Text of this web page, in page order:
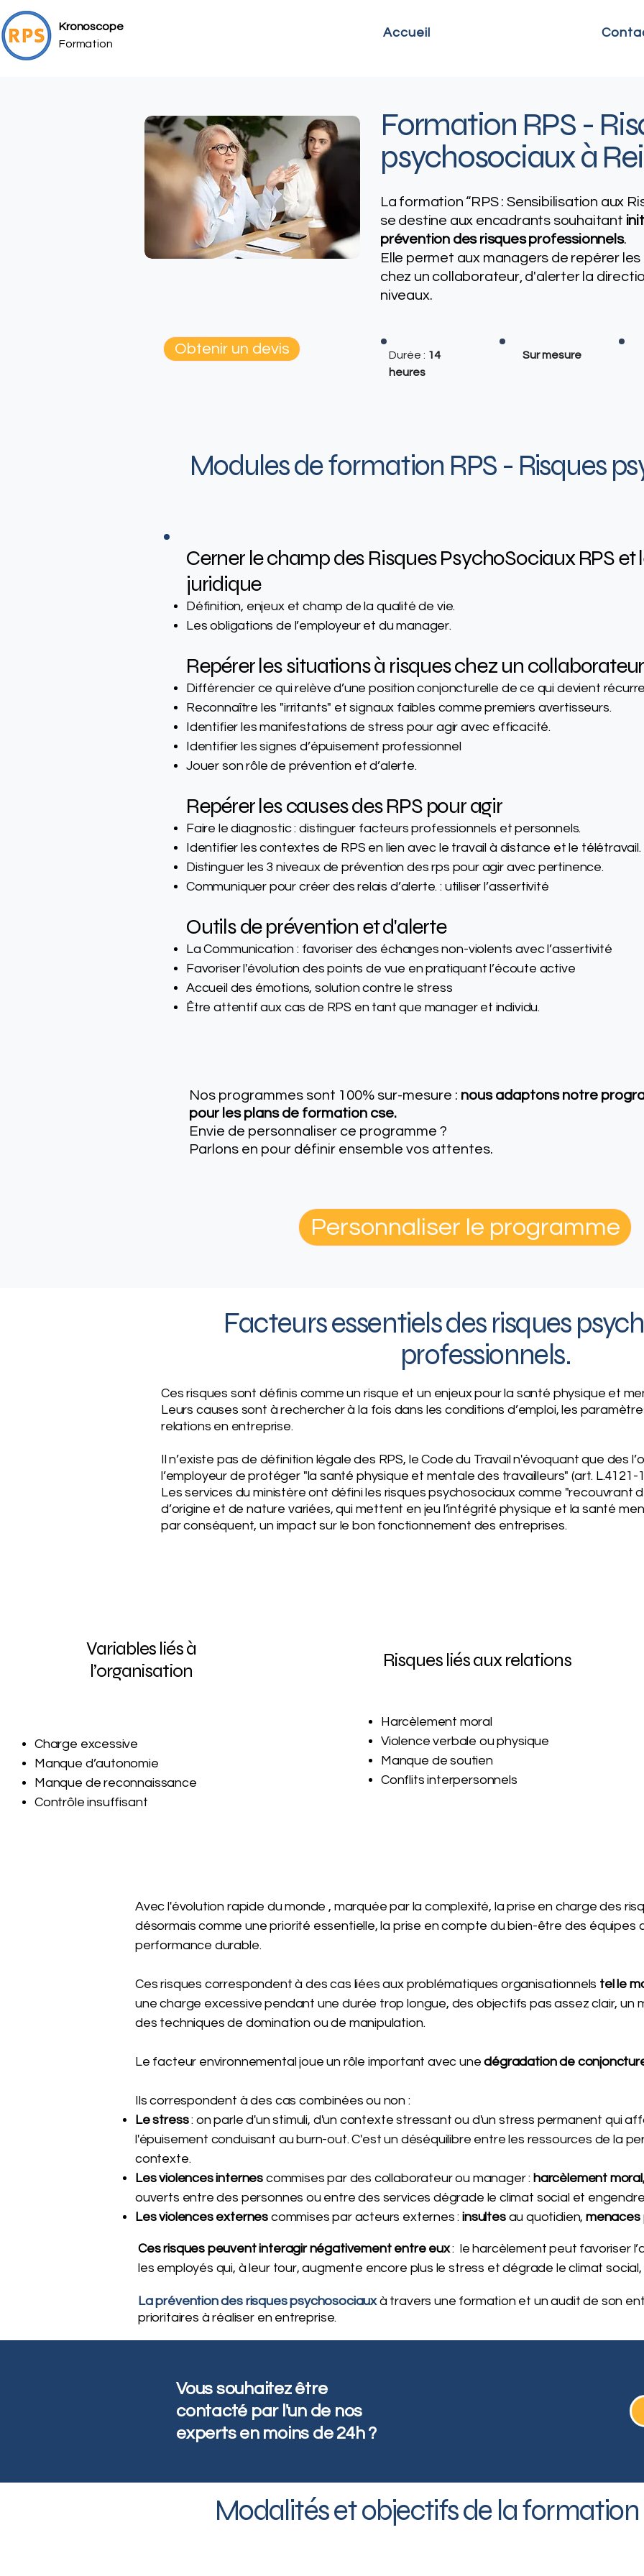
Kronoscope
Formation
Accueil
Obtenir un devis
Formation RPS -
psychosociaux​ à
La formation “RPS : Sensibilisation aux
se destine aux encadrants souhaitant
prévention des risques professionnels.
Elle permet aux managers de repérer
chez un collaborateur, d'alerter la
niveaux.
Durée : 14
heures
Sur mesure
Modules de formation RPS - Risques
Cerner le champ des Risques PsychoSociaux RPS et
juridique
Définition, enjeux et champ de la qualité de vie.
Les obligations de l’employeur et du manager.
Repérer les situations à risques chez un collaborateur
Différencier ce qui relève d’une position conjoncturelle de ce qui devient
Reconnaître les "irritants" et signaux faibles comme premiers avertisseurs.
Identifier les manifestations de stress pour agir avec efficacité.
Identifier les signes d’épuisement professionnel
Jouer son rôle de prévention et d’alerte.
Repérer les causes des RPS pour agir
Faire le diagnostic : distinguer facteurs professionnels et personnels.
Identifier les contextes de RPS en lien avec le travail à distance et le télétravail.
Distinguer les 3 niveaux de prévention des rps pour agir avec pertinence.
Communiquer pour créer des relais d’alerte. : utiliser l’assertivité
Outils de prévention et d'alerte
La Communication : favoriser des échanges non-violents avec l’assertivité
Favoriser l'évolution des points de vue en pratiquant l’écoute active
Accueil des émotions, solution contre le stress
Être attentif aux cas de RPS en tant que manager et individu.
Nos programmes sont 100% sur-mesure : nous adaptons notre
pour les plans de formation cse.
Envie de personnaliser ce programme ?
Parlons en pour définir ensemble vos attentes.
Personnaliser le programme
Facteurs essentiels des risques
professionnels.
Ces risques sont définis comme un risque et un enjeux pour la santé physique et
Leurs causes sont à rechercher à la fois dans les conditions d’emploi, les
relations en entreprise.
Il n’existe pas de définition légale des RPS, le Code du Travail n'évoquant que des
l’employeur de protéger "la santé physique et mentale des travailleurs" (art. L.4121-1
Les services du ministère ont défini les risques psychosociaux comme "recouvrant
d’origine et de nature variées, qui mettent en jeu l’intégrité physique et la santé
par conséquent, un impact sur le bon fonctionnement des entreprises.
Variables liés à
l’organisation
Charge excessive
Manque d’autonomie
Manque de reconnaissance
Contrôle insuffisant
Risques liés aux relations
Harcèlement moral
Violence verbale ou physique
Manque de soutien
Conflits interpersonnels
Avec l'évolution rapide du monde , marquée par la complexité, la prise en charge des
désormais comme une priorité essentielle, la prise en compte du bien-être des équipes
performance durable.
Ces risques correspondent à des cas liées aux problématiques organisationnels tel le
une charge excessive pendant une durée trop longue, des objectifs pas assez clair, un
des techniques de domination ou de manipulation.
Le facteur environnemental joue un rôle important avec unedégradation de
Ils correspondent à des cas combinées ou non :
Le stress: on parle d'un stimuli, d'un contexte stressant ou d'un stress permanent qui
l'épuisement conduisant au burn-out. C'est un déséquilibre entre les ressources de la
contexte.
Les violences internes commises par des collaborateur ou manager : harcèlement
ouverts entre des personnes ou entre des services dégrade le climat social et
Les violences externes commises par acteurs externes :insultes au quotidien, menaces
Ces risques peuvent interagir négativement entre eux: le harcèlement peut favoriser
les employés qui, à leur tour, augmente encore plus le stress et dégrade le climat
La prévention des risques psychosociauxà travers une formation et un audit de son
prioritaires à réaliser en entreprise.
Vous souhaitez être
contacté par l'un de nos
experts en moins de 24h ?
Modalités et objectifs de la formation